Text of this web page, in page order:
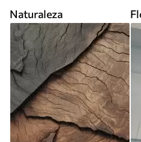
Naturaleza